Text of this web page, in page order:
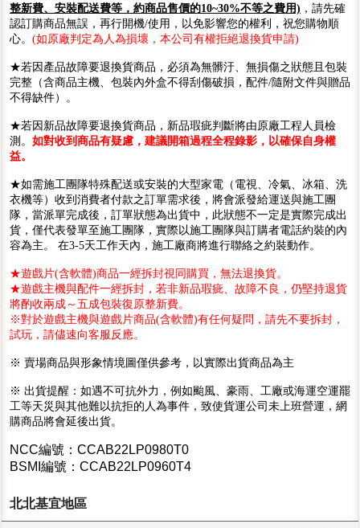
整新費、安裝配送費等，約商品售價的10~30%不等之費用) ，請先確
認訂購商品無誤，再行開機/使用，以免影響您的權利，祝您購物順
心。 (如原廠判定為人為損壞，本公司有權拒絕退換貨申請)
★若因產品故障要退換貨商品，必須為無髒汙、無損傷之狀態且包裝
完整（含商品主機、包裝內外盒不得刮傷破損，配件/隨附文件與贈品
不得缺件）。
★若因新品故障要退換貨商品，新品瑕疵判斷將由原廠工程人員檢
測。 如對收到商品有疑慮，建議開箱過程全程錄影，以確保自身權
益。
★如需施工團隊特殊配送或安裝的大型家電（電視、冷氣、冰箱、洗
衣機等）收到消費者付款之訂單需求後，將會派發給運送與施工團
隊，當派單完成後，訂單狀態為出貨中，此狀態不一定是實際完成出
貨，僅代表發單至施工團隊，實際以施工團隊與訂購者電話約裝的內
容為主。 在3-5天工作天內，施工廠商將進行聯絡之約裝動作。
★遊戲片(含軟體)商品一經拆封視同購買，無法退換貨。
★遊戲主機與配件一經拆封，若非新品瑕疵、故障不良，仍堅持退貨
將酌收兩成～五成包裝復原整新費。
※對於遊戲主機與遊戲片商品(含軟體)有任何疑問，請先不要拆封，
試玩，請儘速向客服反應。
※ 賣場商品與形象情境圖僅供參考，以實際出貨商品為主
※ 出貨提醒：如遇不可抗外力，例如颱風、豪雨、工廠或海運空運罷
工等天災與其他難以抗拒的人為事件，致使貨運公司未上班營運，網
購商品將會延後出貨。
NCC編號：CCAB22LP0980T0
BSMI編號：CCAB22LP0960T4
北北基宜地區